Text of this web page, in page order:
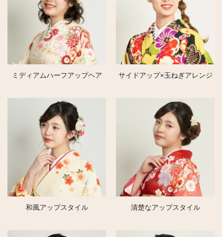
ミディアムハーフアップヘア サイドアップ×玉ねぎアレンジ
和風アップスタイル 清楚なアップスタイル